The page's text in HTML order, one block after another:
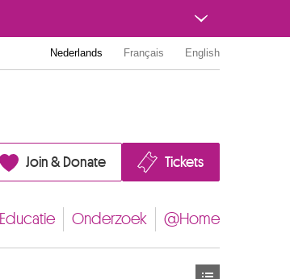
Nederlands Français English
Join & Donate Tickets
Educatie Onderzoek @Home